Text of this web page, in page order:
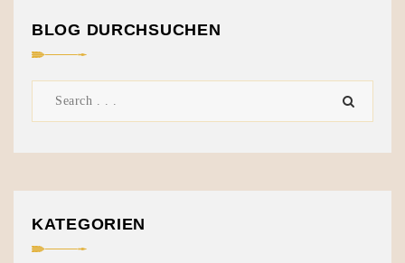
BLOG DURCHSUCHEN
KATEGORIEN